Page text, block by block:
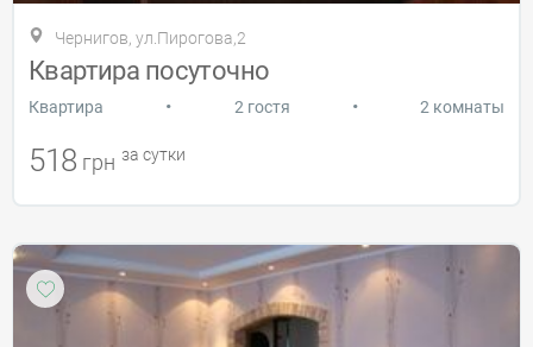
Чернигов, ул.Пирогова,2
Квартира посуточно
Квартира • 2 гостя • 2 комнаты
518 грн за сутки